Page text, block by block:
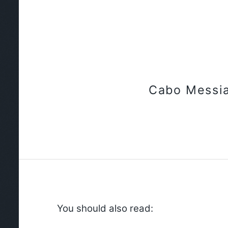
Cabo
You should also read: